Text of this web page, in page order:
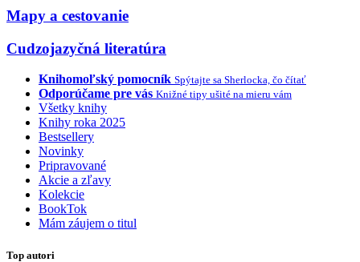
Mapy a cestovanie
Cudzojazyčná literatúra
Knihomoľský pomocník Spýtajte sa Sherlocka, čo čítať
Odporúčame pre vás Knižné tipy ušité na mieru vám
Všetky knihy
Knihy roka 2025
Bestsellery
Novinky
Pripravované
Akcie a zľavy
Kolekcie
BookTok
Mám záujem o titul
Top autori